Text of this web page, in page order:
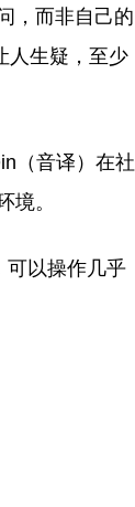
，而非自己的
人生疑，至少
（音译）在社
境。
可以操作几乎